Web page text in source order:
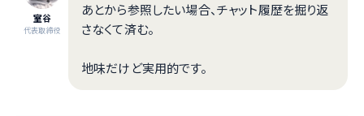
室谷
代表取締役
あとから参照したい場合、チャット履歴を掘り返
さなくて済む。
地味だけど実用的です。